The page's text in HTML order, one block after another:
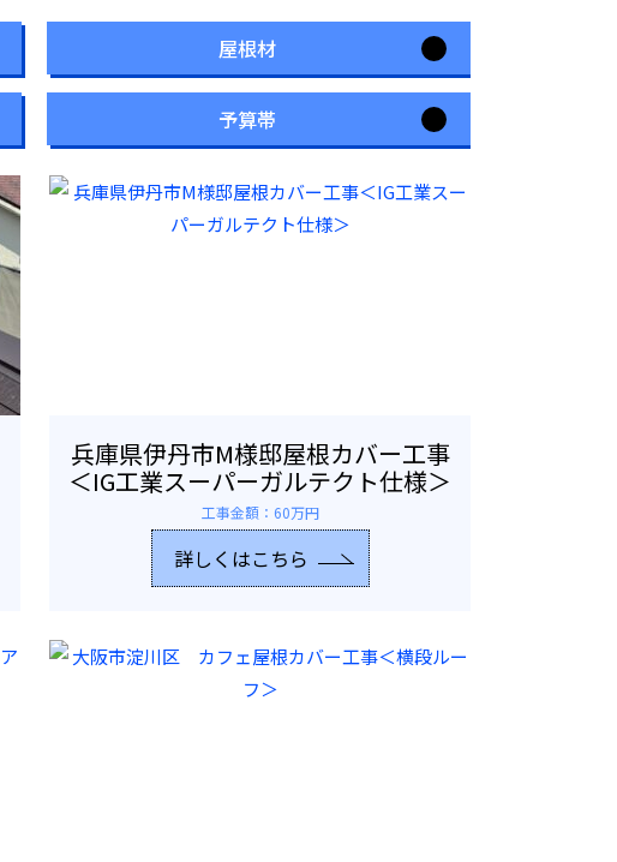
屋根材
予算帯
兵庫県伊丹市M様邸屋根カバー工事
＜IG工業スーパーガルテクト仕様＞
工事金額：60万円
詳しくはこちら